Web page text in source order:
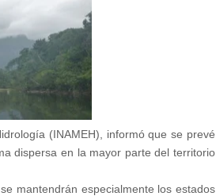
(INAMEH), informó que se prevé
dispersa en la mayor parte del territorio
mantendrán especialmente los estados